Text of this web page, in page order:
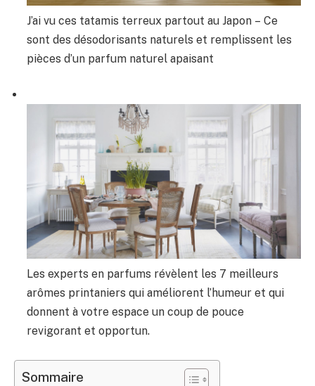
J’ai vu ces tatamis terreux partout au Japon – Ce
sont des désodorisants naturels et remplissent les
pièces d’un parfum naturel apaisant
Les experts en parfums révèlent les 7 meilleurs
arômes printaniers qui améliorent l’humeur et qui
donnent à votre espace un coup de pouce
revigorant et opportun.
Sommaire